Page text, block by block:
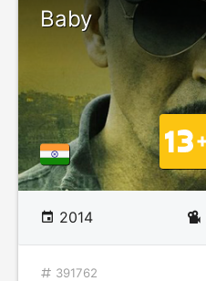
Baby
2014
391762